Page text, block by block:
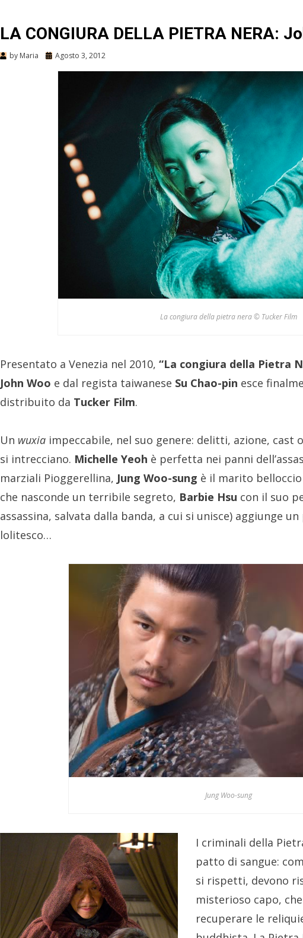
LA CONGIURA DELLA PIETRA NERA:
by Maria Agosto 3, 2012
La congiura della pietra nera © Tucker Film
Presentato a Venezia nel 2010, “La congiura della Pietra
John Woo e dal regista taiwanese Su Chao-pin esce
distribuito da Tucker Film.
Un wuxia impeccabile, nel suo genere: delitti, azione, cast
si intrecciano. Michelle Yeoh è perfetta nei panni
marziali Pioggerellina, Jung Woo-sung è il marito
che nasconde un terribile segreto, Barbie Hsu con il suo
assassina, salvata dalla banda, a cui si unisce) aggiunge
lolitesco…
Jung Woo-sung
I criminali della
patto di sangue:
si rispetti, devono
misterioso capo,
recuperare le